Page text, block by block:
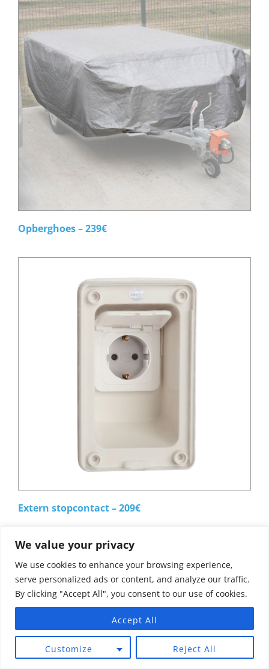
We value your privacy
We use cookies to enhance your browsing experience,
serve personalized ads or content, and analyze our traffic.
By clicking "Accept All", you consent to our use of cookies.
Customize Reject All
Accept All
Opberghoes – 239€
Extern stopcontact – 209€